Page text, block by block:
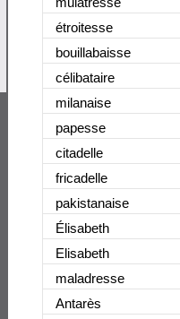
étroitesse
bouillabaisse
célibataire
milanaise
papesse
citadelle
fricadelle
pakistanaise
Élisabeth
Elisabeth
maladresse
Antarès